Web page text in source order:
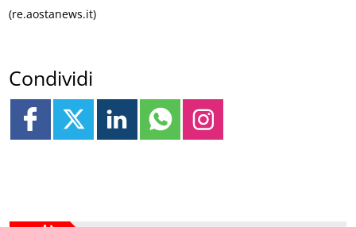
(re.aostanews.it)
Condividi